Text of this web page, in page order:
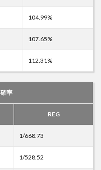
104.99%
107.65%
112.31%
率
REG
1/668.73
1/528.52